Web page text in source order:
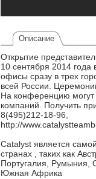
Описание
Открытие
10 сентября 2014 года
офисы сразу в трех
всей России.
На конференцию могут
компаний. Получить
8(495)212-18-96,
http://
Catalyst является
странах , таких как
Португалия, Румыния,
Южная Африка